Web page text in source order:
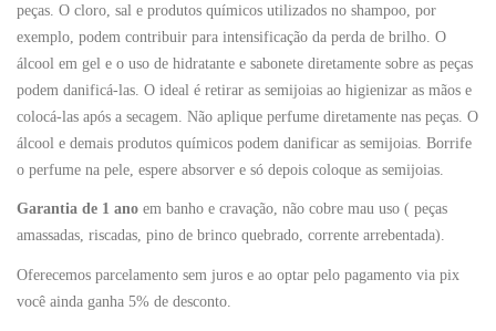
peças. O cloro, sal e produtos químicos utilizados no shampoo, por
exemplo, podem contribuir para intensificação da perda de brilho. O
álcool em gel e o uso de hidratante e sabonete diretamente sobre as peças
podem danificá-las. O ideal é retirar as semijoias ao higienizar as mãos e
colocá-las após a secagem. Não aplique perfume diretamente nas peças. O
álcool e demais produtos químicos podem danificar as semijoias. Borrife
o perfume na pele, espere absorver e só depois coloque as semijoias.
Garantia de 1 ano em banho e cravação, não cobre mau uso ( peças
amassadas, riscadas, pino de brinco quebrado, corrente arrebentada).
Oferecemos parcelamento sem juros e ao optar pelo pagamento via pix
você ainda ganha 5% de desconto.